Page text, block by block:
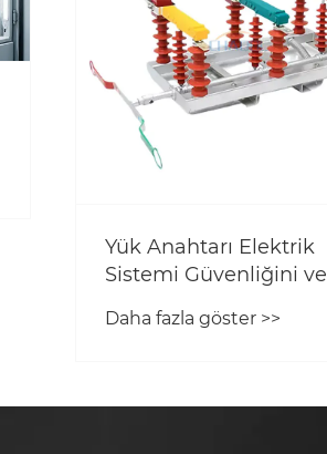
Yük Anahtarı Elektrik
Sistemi Güvenliğini ve
Daha fazla göster >>